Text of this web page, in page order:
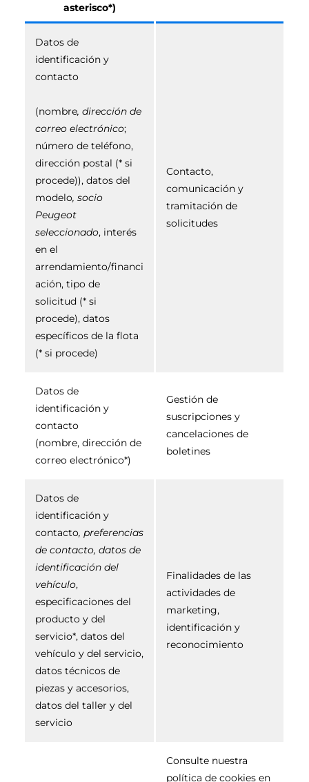
asterisco*)
Datos de
identificación y
contacto
(nombre, dirección de
correo electrónico;
número de teléfono,
dirección postal (* si
procede)), datos del
modelo, socio
Peugeot
seleccionado, interés
en el
arrendamiento/financi
ación, tipo de
solicitud (* si
procede), datos
específicos de la flota
(* si procede)
Contacto,
comunicación y
tramitación de
solicitudes
Datos de
identificación y
contacto
(nombre, dirección de
correo electrónico*)
Gestión de
suscripciones y
cancelaciones de
boletines
Datos de
identificación y
contacto, preferencias
de contacto, datos de
identificación del
vehículo,
especificaciones del
producto y del
servicio*, datos del
vehículo y del servicio,
datos técnicos de
piezas y accesorios,
datos del taller y del
servicio
Finalidades de las
actividades de
marketing,
identificación y
reconocimiento
Consulte nuestra
política de cookies en